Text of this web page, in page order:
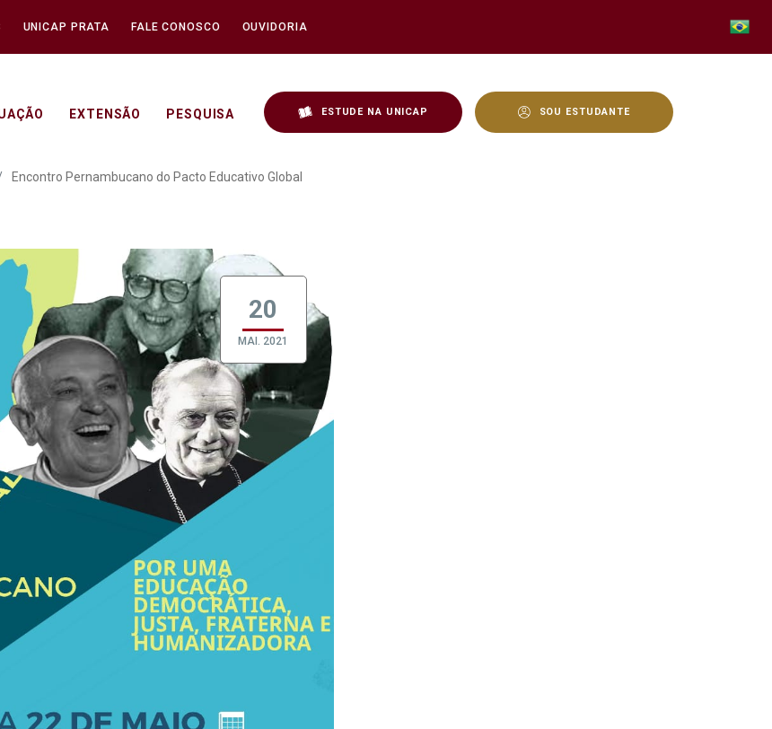
UNICAP PRATA FALE CONOSCO OUVIDORIA
EXTENSÃO PESQUISA ESTUDE NA UNICAP SOU ESTUDANTE
do Pacto Educativo Global - Unicap
Encontro Pernambucano do Pacto Educativo Global
20
MAI. 2021